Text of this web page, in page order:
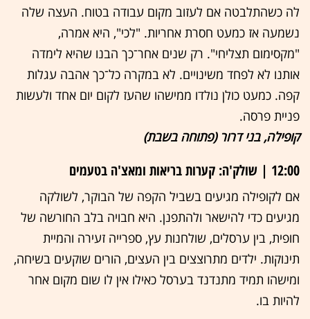
לה כשהתלבטה אם לעזוב מקום עבודה בטוח. העצה שלה
נשמעה אז כמעט חסרת אחריות. "לכי", היא אמרה,
"מקסימום תצליחי". רק שנים אחר־כך הבנו שהיא לימדה
אותנו לא לפחד משינויים. לא במקרה כל־כך אהבה עגלות
קפה. כמעט כולן נולדו ממישהו שהעז לקום יום אחד ולעשות
פניית פרסה.
קופילה, בני דרור (פתוחה בשבת)
12:00 | שולק'ה: קערות בריאות ומאצ'ה בטעמים
אם לקופילה מגיעים בשביל הקפה של הבוקר, לשולקה
מגיעים כדי להישאר ולהתפנן. היא חבויה בלב החורשה של
חופית, בין ערסלים, שולחנות עץ, ספרייה זעירה והמיית
תינוקות. ילדים מתרוצצים בין העצים, הורים שוקעים בשיחה,
ומישהו תמיד מתנדנד בערסל כאילו אין לו שום מקום אחר
להיות בו.